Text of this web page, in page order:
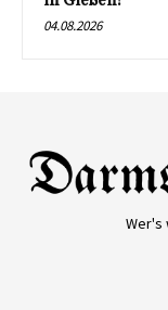
04.08.2026
Wer's